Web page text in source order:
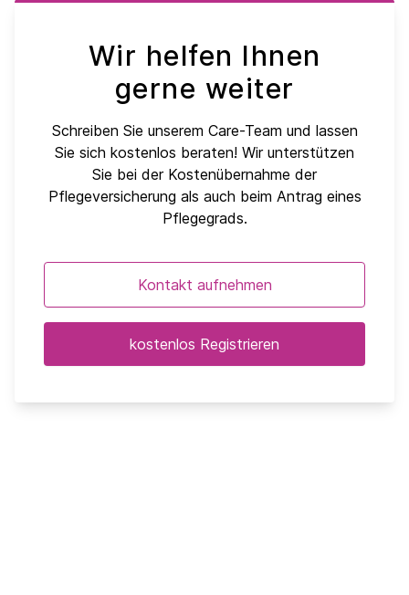
Wir helfen Ihnen
gerne weiter
Schreiben Sie unserem Care-Team und lassen
Sie sich kostenlos beraten! Wir unterstützen
Sie bei der Kostenübernahme der
Pflegeversicherung als auch beim Antrag eines
Pflegegrads.
Kontakt aufnehmen
kostenlos Registrieren